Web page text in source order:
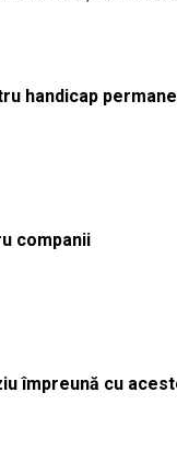
handicap
companii
împreună cu